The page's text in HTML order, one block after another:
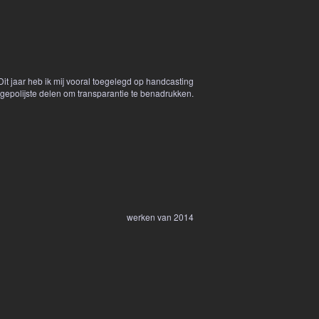
jaar heb ik mij vooral toegelegd op handcasting
delen om transparantie te benadrukken.
werken van 2014